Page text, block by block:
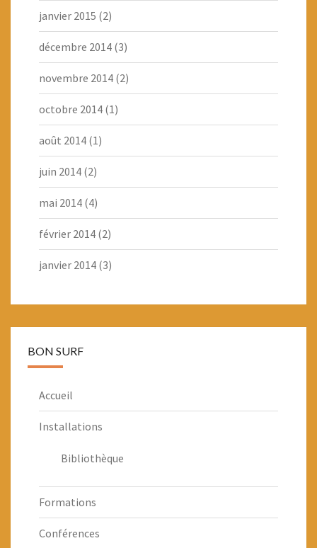
janvier 2015 (2)
décembre 2014 (3)
novembre 2014 (2)
octobre 2014 (1)
août 2014 (1)
juin 2014 (2)
mai 2014 (4)
février 2014 (2)
janvier 2014 (3)
BON SURF
Accueil
Installations
Bibliothèque
Formations
Conférences